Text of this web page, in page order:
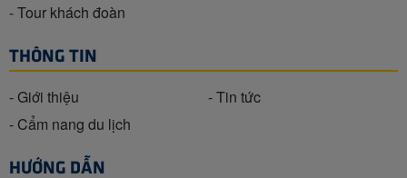
- Tour khách đoàn
THÔNG TIN
- Giới thiệu
- Tin tức
- Cẩm nang du lịch
HƯỚNG DẪN